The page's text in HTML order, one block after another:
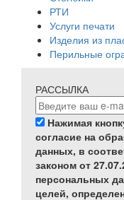
РТИ
Услуги печати
Изделия из
Перильные
РАССЫЛКА
Нажимая
согласие на
данных, в
законом от
персональных
целей,